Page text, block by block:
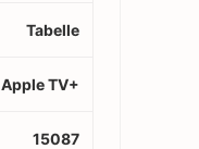
Tabelle
Apple TV+
15087